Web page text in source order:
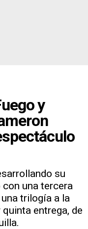
y
su
una tercera
trilogía a la
entrega, de